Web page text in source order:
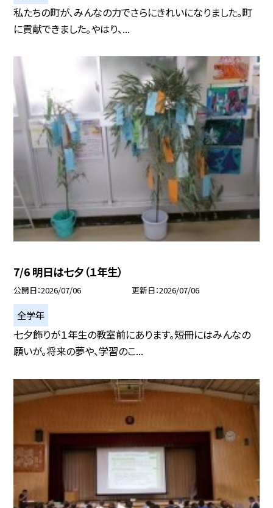
私たちの町が、みんなの力でさらにきれいになりました。町
に貢献できました。やはり、...
7/6 明日は七夕（１年生）
公開日 2026/07/06 更新日 2026/07/06
全学年
七夕飾りが１年生の教室前にあります。短冊にはみんなの
願いが。将来の夢や、学習のこ...